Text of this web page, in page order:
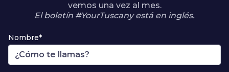
vemos una vez al mes.
El boletín #YourTuscany está en inglés.
Nombre*